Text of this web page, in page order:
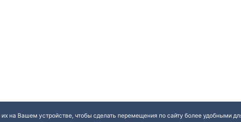
на Вашем устройстве, чтобы сделать перемещения по сайту более удобными